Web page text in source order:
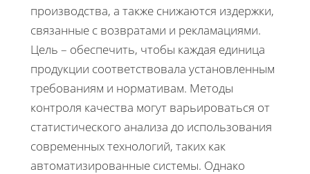
производства, а также снижаются издержки,
связанные с возвратами и рекламациями.
Цель – обеспечить, чтобы каждая единица
продукции соответствовала установленным
требованиям и нормативам. Методы
контроля качества могут варьироваться от
статистического анализа до использования
современных технологий, таких как
автоматизированные системы. Однако